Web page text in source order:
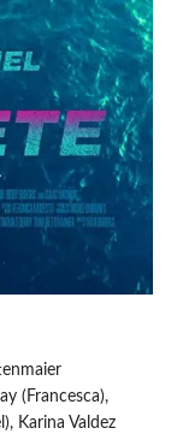
(Francesca),
Karina Valdez